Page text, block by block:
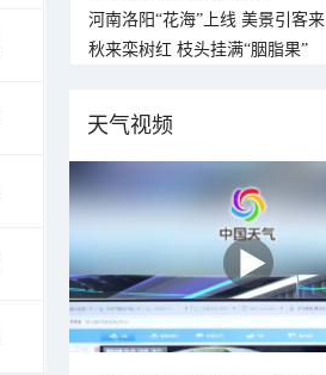
河南洛阳“花海”上线 美景引客来
秋来栾树红 枝头挂满“胭脂果”
天气视频